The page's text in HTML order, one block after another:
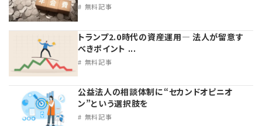
無料記事
トランプ2.0時代の資産運用― 法人が留意す
べきポイント ...
無料記事
公益法人の相談体制に“セカンドオピニオ
ン”という選択肢を
無料記事